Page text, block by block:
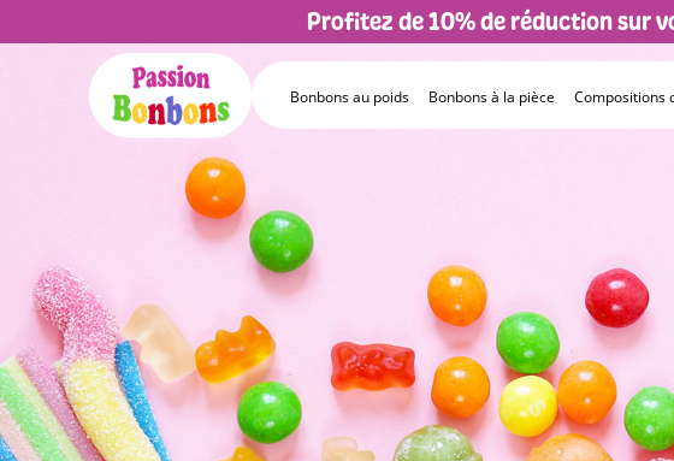
Profitez de 10% de réduction sur
Bonbons au poids Bonbons à la pièce Compositions